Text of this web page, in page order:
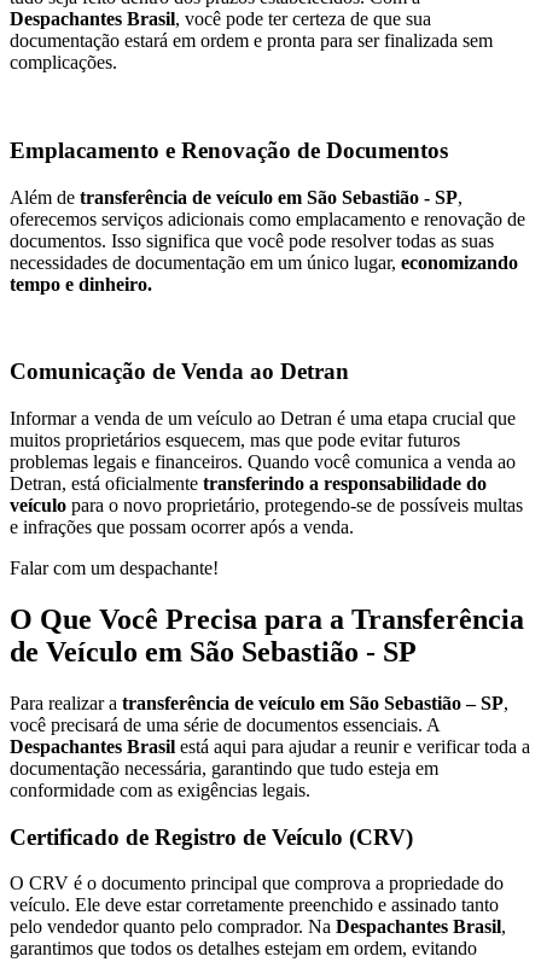
Despachantes Brasil, você pode ter certeza de que sua
documentação estará em ordem e pronta para ser finalizada sem
complicações.
Emplacamento e Renovação de Documentos
Além de transferência de veículo em São Sebastião - SP,
oferecemos serviços adicionais como emplacamento e renovação de
documentos. Isso significa que você pode resolver todas as suas
necessidades de documentação em um único lugar, economizando
tempo e dinheiro.
Comunicação de Venda ao Detran
Informar a venda de um veículo ao Detran é uma etapa crucial que
muitos proprietários esquecem, mas que pode evitar futuros
problemas legais e financeiros. Quando você comunica a venda ao
Detran, está oficialmente transferindo a responsabilidade do
veículo para o novo proprietário, protegendo-se de possíveis multas
e infrações que possam ocorrer após a venda.
Falar com um despachante!
O Que Você Precisa para a Transferência
de Veículo em São Sebastião - SP
Para realizar a transferência de veículo em São Sebastião – SP,
você precisará de uma série de documentos essenciais. A
Despachantes Brasil está aqui para ajudar a reunir e verificar toda a
documentação necessária, garantindo que tudo esteja em
conformidade com as exigências legais.
Certificado de Registro de Veículo (CRV)
O CRV é o documento principal que comprova a propriedade do
veículo. Ele deve estar corretamente preenchido e assinado tanto
pelo vendedor quanto pelo comprador. Na Despachantes Brasil,
garantimos que todos os detalhes estejam em ordem, evitando